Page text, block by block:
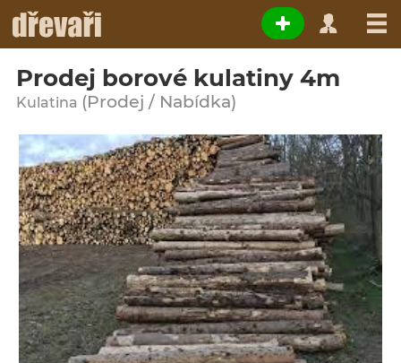
Prodej borové kulatiny 4m
Kulatina (Prodej / Nabídka)